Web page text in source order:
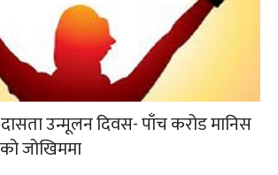
दासता उन्मूलन दिवस- पाँच करोड मानिस
जोखिममा